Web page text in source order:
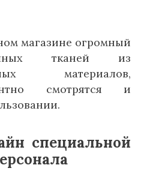
магазине огромный
тканей из
материалов,
смотрятся и
специальной